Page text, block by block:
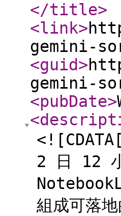
</title>
<link>
gemini-
<guid>
gemini-
<pubDate>
2 日 12
組成可落